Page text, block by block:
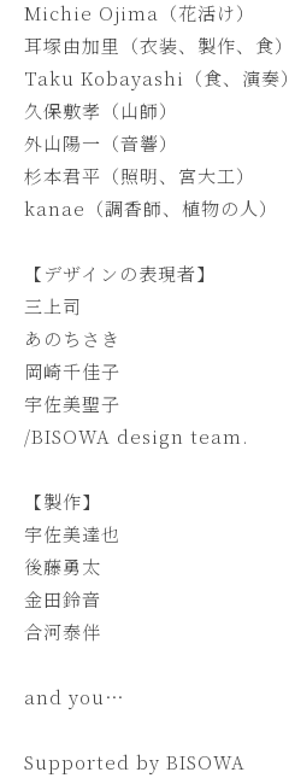
Michie Ojima（花活け）
耳塚由加里（衣装、製作、食）
Taku Kobayashi（食、演奏）
久保敷孝（山師）
外山陽一（音響）
杉本君平（照明、宮大工）
kanae（調香師、植物の人）
【デザインの表現者】
三上司
あのちさき
岡崎千佳子
宇佐美聖子
/BISOWA design team.
【製作】
宇佐美達也
後藤勇太
金田鈴音
合河泰伴
and you…
Supported by BISOWA